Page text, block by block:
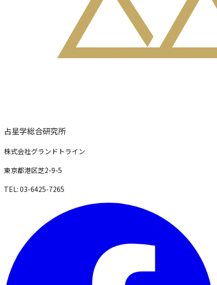
占星学総合研究所
株式会社グランドトライン
東京都港区芝2-9-5
TEL: 03-6425-7265